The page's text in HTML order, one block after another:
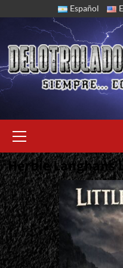
Español
Menu
Herbie Langhans